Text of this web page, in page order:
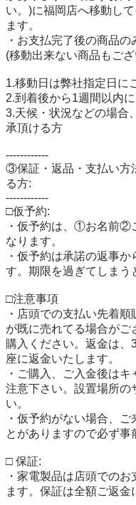
い。)に福岡店へ移動し
ます。
・お支払完了後の商品の
(移動出来ない商品もご
1.移動日は弊社指定日に
2.到着後から1週間以内
3.天候・状況などの場合
承頂ける方
------------
③保証・返品・支払い方
る方:
------------
□仮予約:
・仮予約は、①お名前②
なります。
・仮予約は承諾の返事
す。期限を過ぎてしまう
□注意事項
・店頭での支払い先着
が既に売れてる場合が
購入ください。返金は、
座に返金いたします。
・ご購入、ご入金後は
注意下さい。設置場所の
い。
・仮予約がない場合、
とがありますので必ず事
□ 保証:
・家電製品は店頭での
ます。保証は全額ご返金